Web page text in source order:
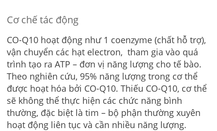
Cơ chế tác động
CO-Q10 hoạt động như 1 coenzyme (chất hỗ trợ),
vận chuyển các hạt electron, tham gia vào quá
trình tạo ra ATP – đơn vị năng lượng cho tế bào.
Theo nghiên cứu, 95% năng lượng trong cơ thể
được hoạt hóa bởi CO-Q10. Thiếu CO-Q10, cơ thể
sẽ không thể thực hiện các chức năng bình
thường, đặc biệt là tim – bộ phận thường xuyên
hoạt động liên tục và cần nhiều năng lượng.